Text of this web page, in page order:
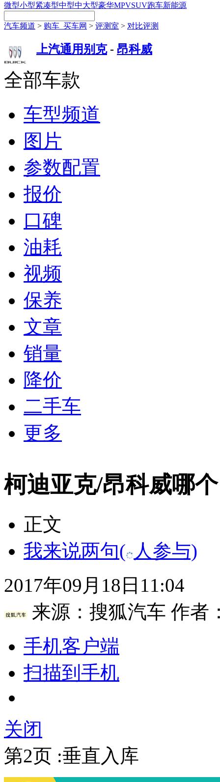
微型小型紧凑型中型中大型豪华MPVSUV跑车新能源
汽车频道 > 购车_买车网 > 评测室 > 对比评测
上汽通用别克- 昂科威
全部车款
车型频道
图片
参数配置
报价
口碑
油耗
视频
保养
文章
销量
降价
二手车
更多
柯迪亚克/昂科威哪
正文
我来说两句( 人参与)
2017年09月18日11:04
来源： 搜狐汽车 作者
手机客户端
扫描到手机
关闭
第2页 :垂直入库